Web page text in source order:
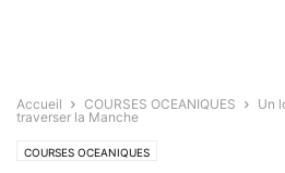
Accueil COURSES OCEANIQUES
Un
traverser la Manche
COURSES OCEANIQUES